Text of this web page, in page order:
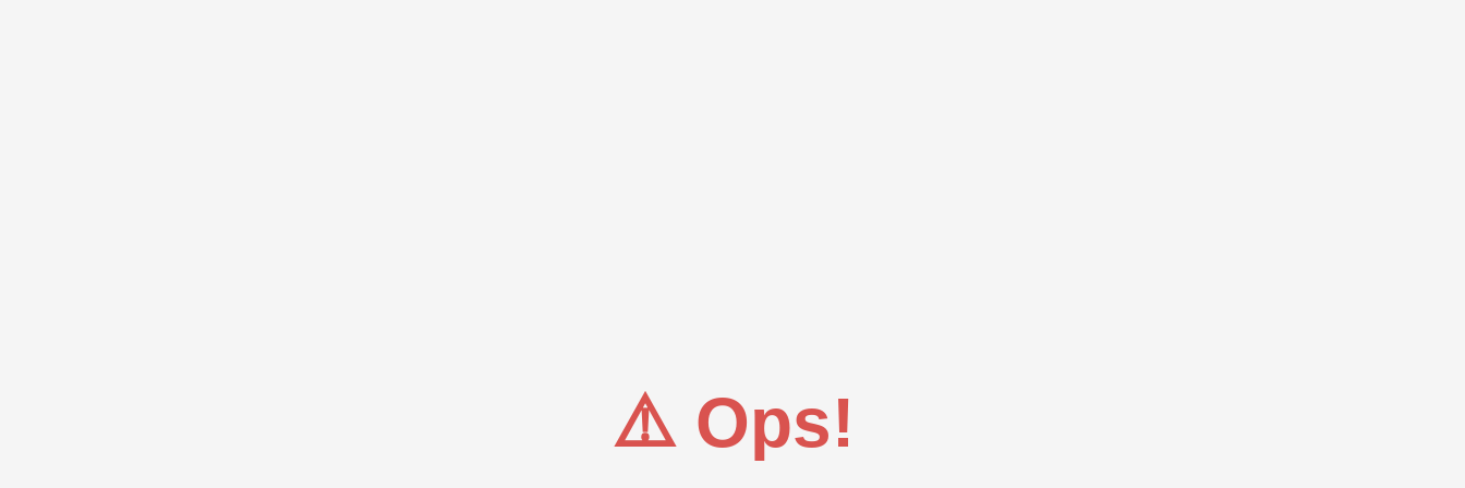
⚠️ Ops!